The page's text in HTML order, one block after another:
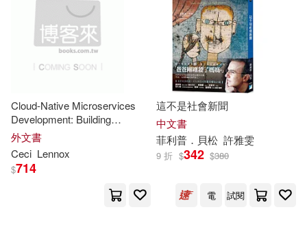
Diane(2) Dixie/ Lewis(2)
Elaine/ Moen(2)
Emily Wynne(2) Goswami(2)
Simon & Schuster(1)
Springer Verlag(1)
Taylor & Francis(1)
Teachers College Pr(1)
Cloud-Native Microservices
Development: Building
Scalable, Resilient Applications
with Containers and DevOps
Practices
外文書
Ceci Lennox
$714
這不是社會新聞
中文書
菲利普．貝松 許雅雯
9 折 $342 $380
電 試閱